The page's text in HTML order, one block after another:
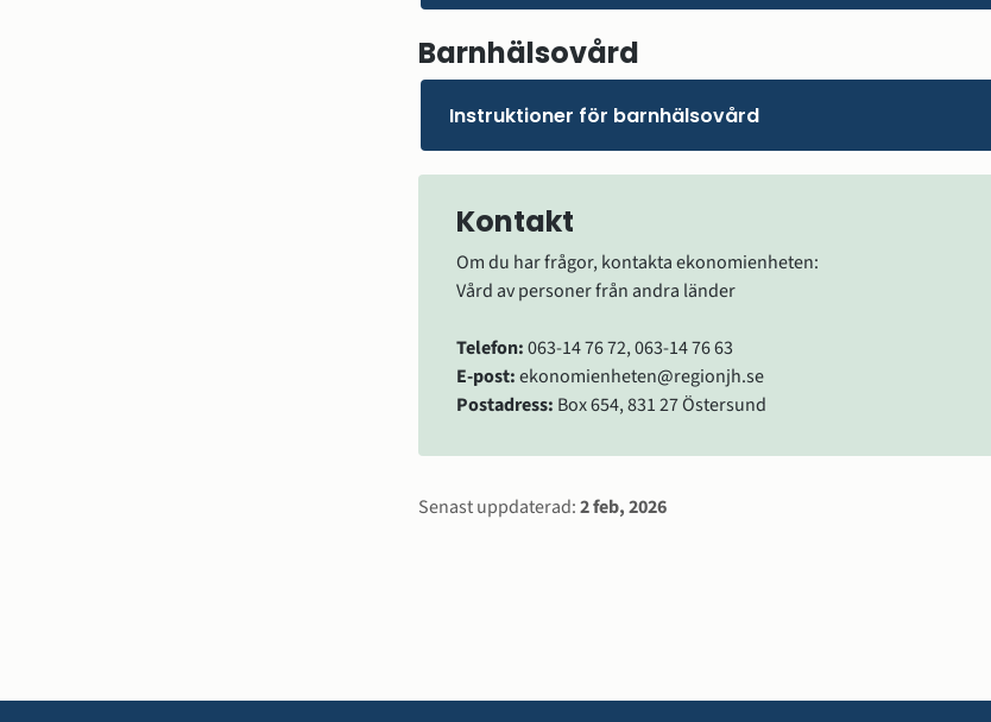
Barnhälsovård
Instruktioner för barnhälsovård
Kontakt
Om du har frågor, kontakta ekonomienheten:
Vård av personer från andra länder
Telefon: 063-14 76 72, 063-14 76 63
E-post: ekonomienheten@regionjh.se
Postadress: Box 654, 831 27 Östersund
Sidinformation
Senast uppdaterad:2 feb, 2026